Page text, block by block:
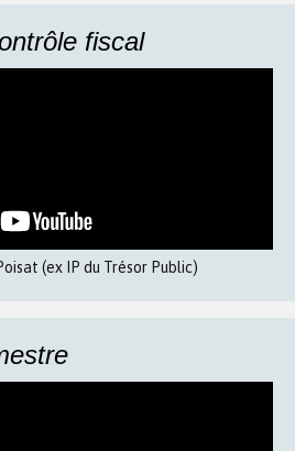
fiscal
(ex IP du Trésor Public)